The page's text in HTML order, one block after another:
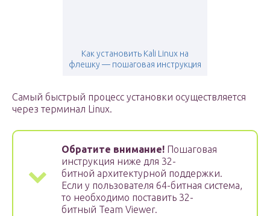
Как установить Kali Linux на
флешку — пошаговая инструкция
Самый быстрый процесс установки осуществляется
через терминал Linux.
Обратите внимание! Пошаговая
инструкция ниже для 32-
битной архитектурной поддержки.
Если у пользователя 64-битная система,
то необходимо поставить 32-
битный Team Viewer.